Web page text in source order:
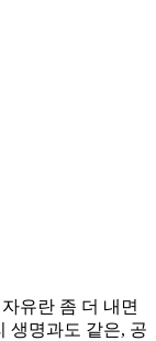
유란 좀 더 내면
생명과도 같은, 공